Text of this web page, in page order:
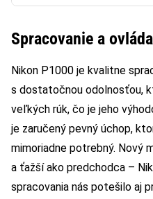
Spracovanie a
Nikon P1000 je kvalitne
s dostatočnou odolnosťou,
veľkých rúk, čo je jeho
je zaručený pevný úchop,
mimoriadne potrebný. Nový
a ťažší ako predchodca –
spracovania nás potešilo aj